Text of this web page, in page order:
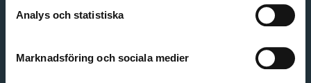
Analys och statistiska
Marknadsföring och sociala medier
Customer service